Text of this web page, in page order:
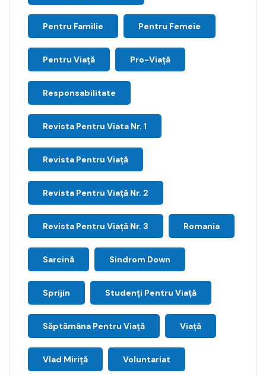
Pentru Familie Pentru Femeie
Pentru Viață Pro-Viață
Responsabilitate
Revista Pentru Viata Nr. 1
Revista Pentru Viață
Revista Pentru Viață Nr. 2
Revista Pentru Viață Nr. 3 Romania
Sarcină Sindrom Down
Sprijin Studenți Pentru Viață
Săptămâna Pentru Viaţă Viață
Vlad Miriță Voluntariat